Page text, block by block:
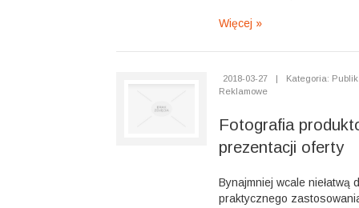
Więcej »
2018-03-27 |
Kategoria:
Reklamowe
Fotografia
prezentacji oferty
Bynajmniej wcale niełatwą
praktycznego